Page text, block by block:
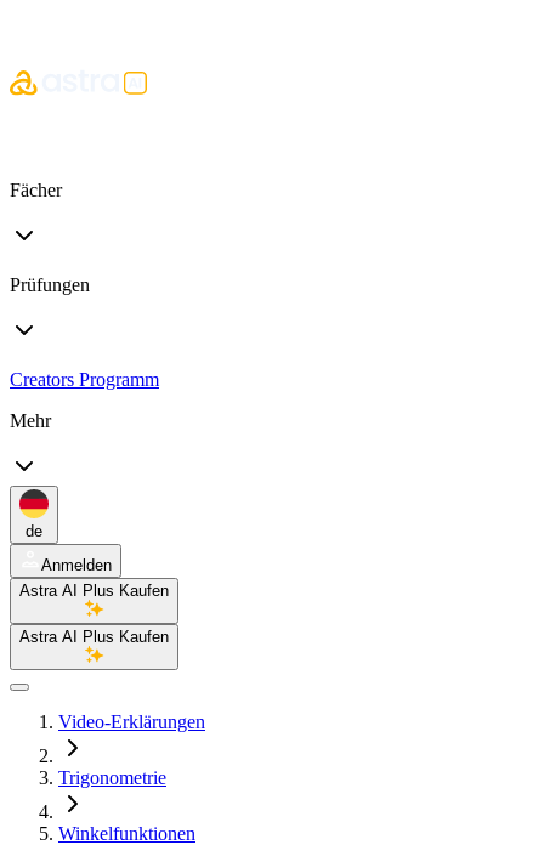
Fächer
Prüfungen
Creators Programm
Mehr
de
Anmelden
Astra AI Plus Kaufen
Astra AI Plus Kaufen
Video-Erklärungen
Trigonometrie
Winkelfunktionen